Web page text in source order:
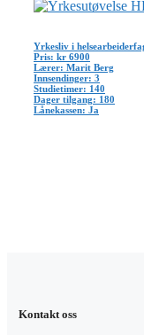
Yrkesliv i
Pris: kr 6900
Lærer: Marit Berg
Innsendinger: 3
Studietimer: 140
Dager tilgang: 180
Lånekassen: Ja
Kontakt oss